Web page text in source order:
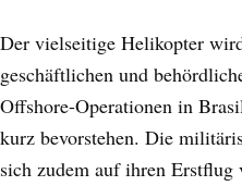
Der vielseitige Helikopter
geschäftlichen und
Offshore-Operationen in
kurz bevorstehen. Die
sich zudem auf ihren